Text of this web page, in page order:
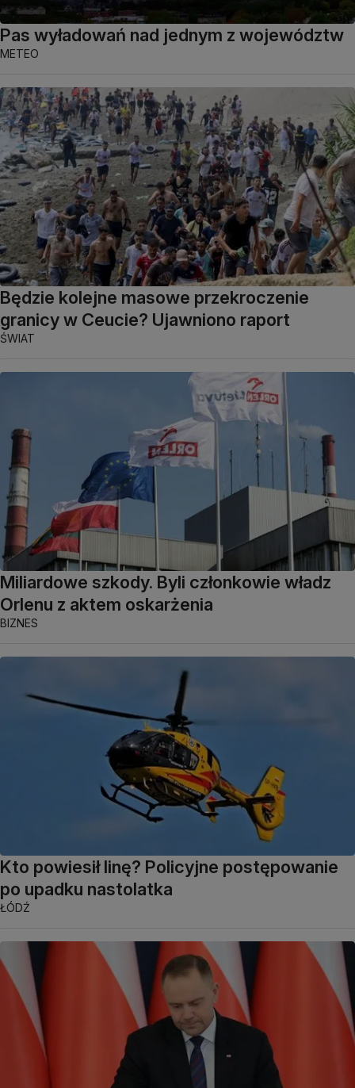
Pas wyładowań nad jednym z województw
METEO
Będzie kolejne masowe przekroczenie
granicy w Ceucie? Ujawniono raport
ŚWIAT
Miliardowe szkody. Byli członkowie władz
Orlenu z aktem oskarżenia
BIZNES
Kto powiesił linę? Policyjne postępowanie
po upadku nastolatka
ŁÓDŹ